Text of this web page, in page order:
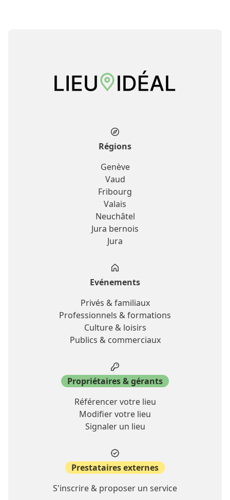
Régions
Genève
Vaud
Fribourg
Valais
Neuchâtel
Jura bernois
Jura
Evénements
Privés & familiaux
Professionnels & formations
Culture & loisirs
Publics & commerciaux
Propriétaires & gérants
Référencer votre lieu
Modifier votre lieu
Signaler un lieu
Prestataires externes
S'inscrire & proposer un service